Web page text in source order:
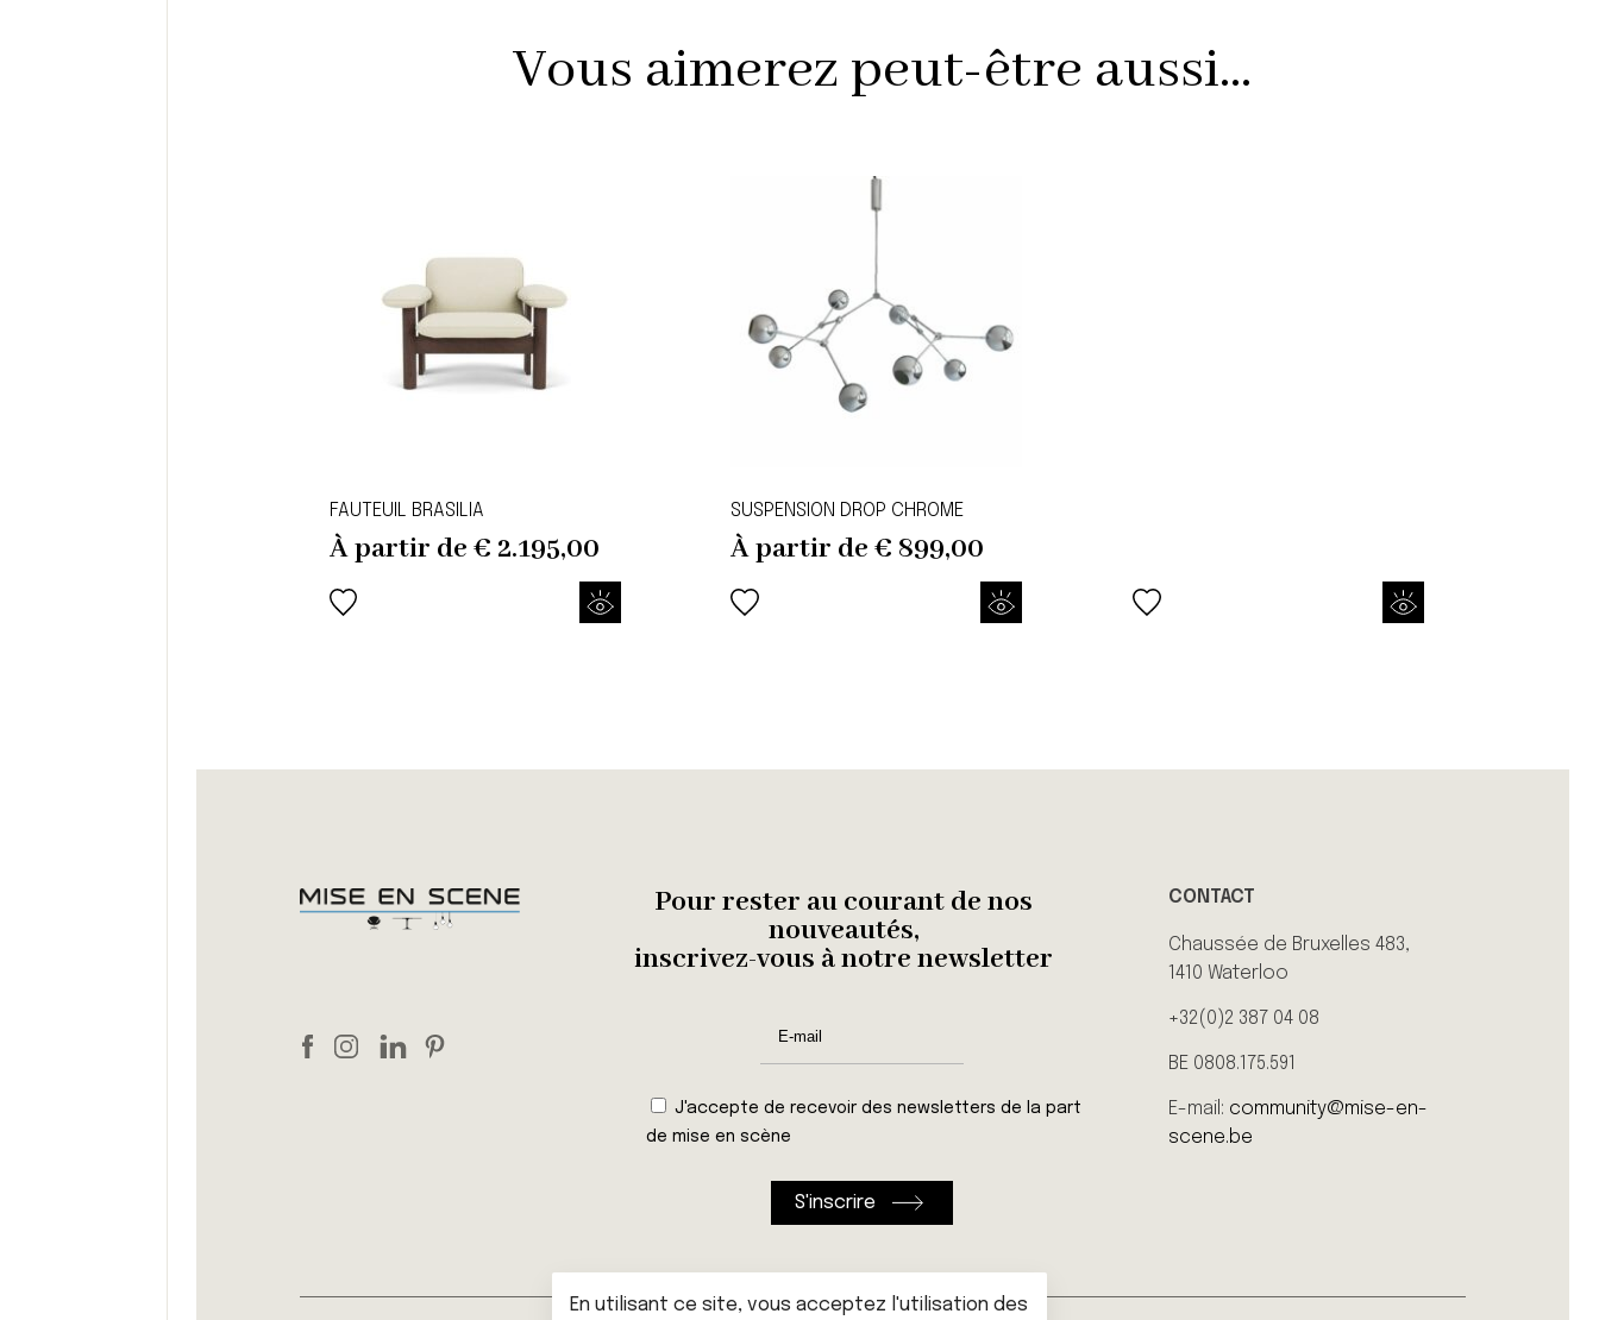
Vous aimerez peut-être aussi...
FAUTEUIL BRASILIA
À partir de € 2.195,00
SUSPENSION DROP CHROME
À partir de€ 899,00
Pour rester au courant de nos
nouveautés,
inscrivez-vous à notre newsletter
J'accepte de recevoir des newsletters de la part
de mise en scène
CONTACT
Chaussée de Bruxelles 483,
1410 Waterloo
+32(0)2 387 04 08
BE 0808.175.591
E-mail: community@mise-en-
scene.be
En utilisant ce site, vous acceptez l'utilisation des